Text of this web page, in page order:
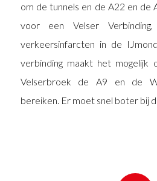
om de tunnels en de A22 en de
voor een Velser
verkeersinfarcten in de
verbinding maakt het mogelijk
Velserbroek de A9 en de
bereiken. Er moet snel boter bij